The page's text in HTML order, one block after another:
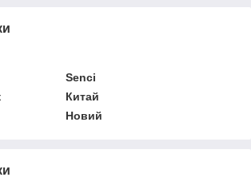
Senci
Китай
Новий